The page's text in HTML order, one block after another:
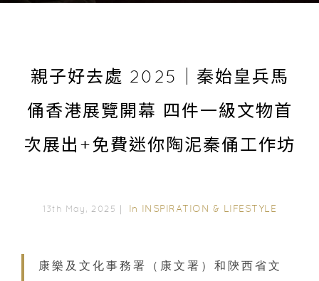
親子好去處 2025｜秦始皇兵馬
俑香港展覽開幕 四件一級文物首
次展出+免費迷你陶泥秦俑工作坊
13th May, 2025｜ In INSPIRATION & LIFESTYLE
康樂及文化事務署（康文署）和陝西省文